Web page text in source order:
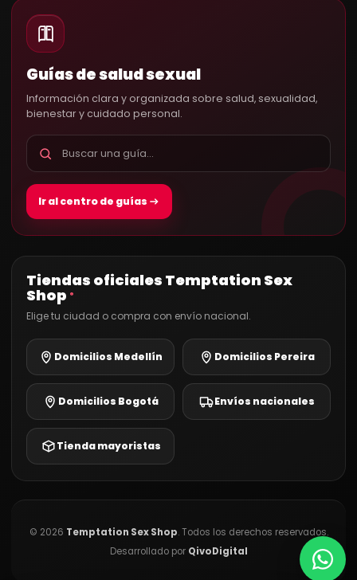
Guías de salud sexual
Información clara y organizada sobre salud, sexualidad,
bienestar y cuidado personal.
Ir al centro de guías
Tiendas oficiales Temptation Sex
Shop ®
Elige tu ciudad o compra con envío nacional.
Domicilios Medellín Domicilios Pereira
Domicilios Bogotá Envíos nacionales
Tienda mayoristas
© 2026 Temptation Sex Shop. Todos los derechos reservados.
Desarrollado por QivoDigital